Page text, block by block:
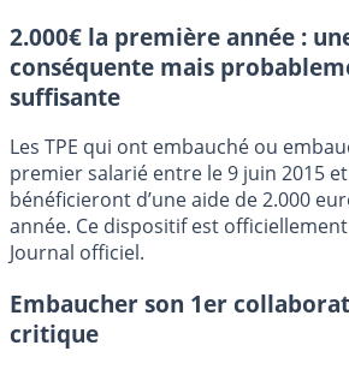
2.000€ la première année :
conséquente mais
suffisante
Les TPE qui ont embauché ou
premier salarié entre le 9 juin 2015
bénéficieront d’une aide de 2.000
année. Ce dispositif est
Journal officiel.
Embaucher son 1er
critique